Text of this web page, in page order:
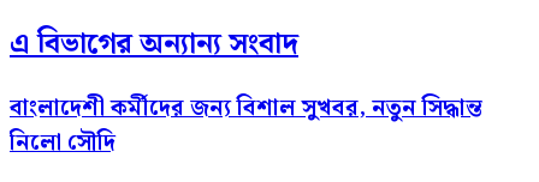
এ বিভাগের অন্যান্য সংবাদ
বাংলাদেশী কর্মীদের জন্য বিশাল সুখবর, নতুন সিদ্ধান্ত
নিলো সৌদি